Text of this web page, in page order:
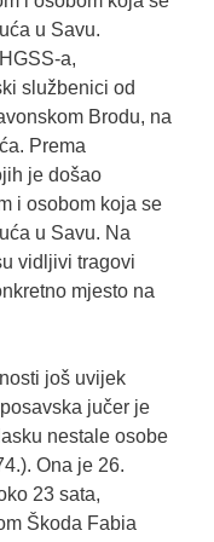
u Savu.
a,
službenici od
Brodu, na
Prema
je došao
i osobom koja se
u Savu. Na
vidljivi tragovi
mjesto na
još uvijek
jučer je
nestale osobe
Ona je 26.
23 sata,
Škoda Fabia